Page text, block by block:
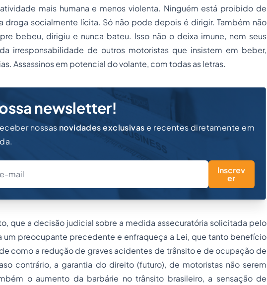
mais humana e menos violenta. Ninguém está proibido de
droga socialmente lícita. Só não pode depois é dirigir. Também não
bebeu, dirigiu e nunca bateu. Isso não o deixa imune, nem seus
irresponsabilidade de outros motoristas que insistem em beber,
Assassinos em potencial do volante, com todas as letras.
newsletter!
nossasnovidades exclusivas e recentes diretamente em
Inscrev
er
que a decisão judicial sobre a medida assecuratória solicitada pelo
um preocupante precedente e enfraqueça a Lei, que tanto benefício
como a redução de graves acidentes de trânsito e de ocupação de
contrário, a garantia do direito (futuro), de motoristas não serem
o aumento da barbárie no trânsito brasileiro, a sensação de